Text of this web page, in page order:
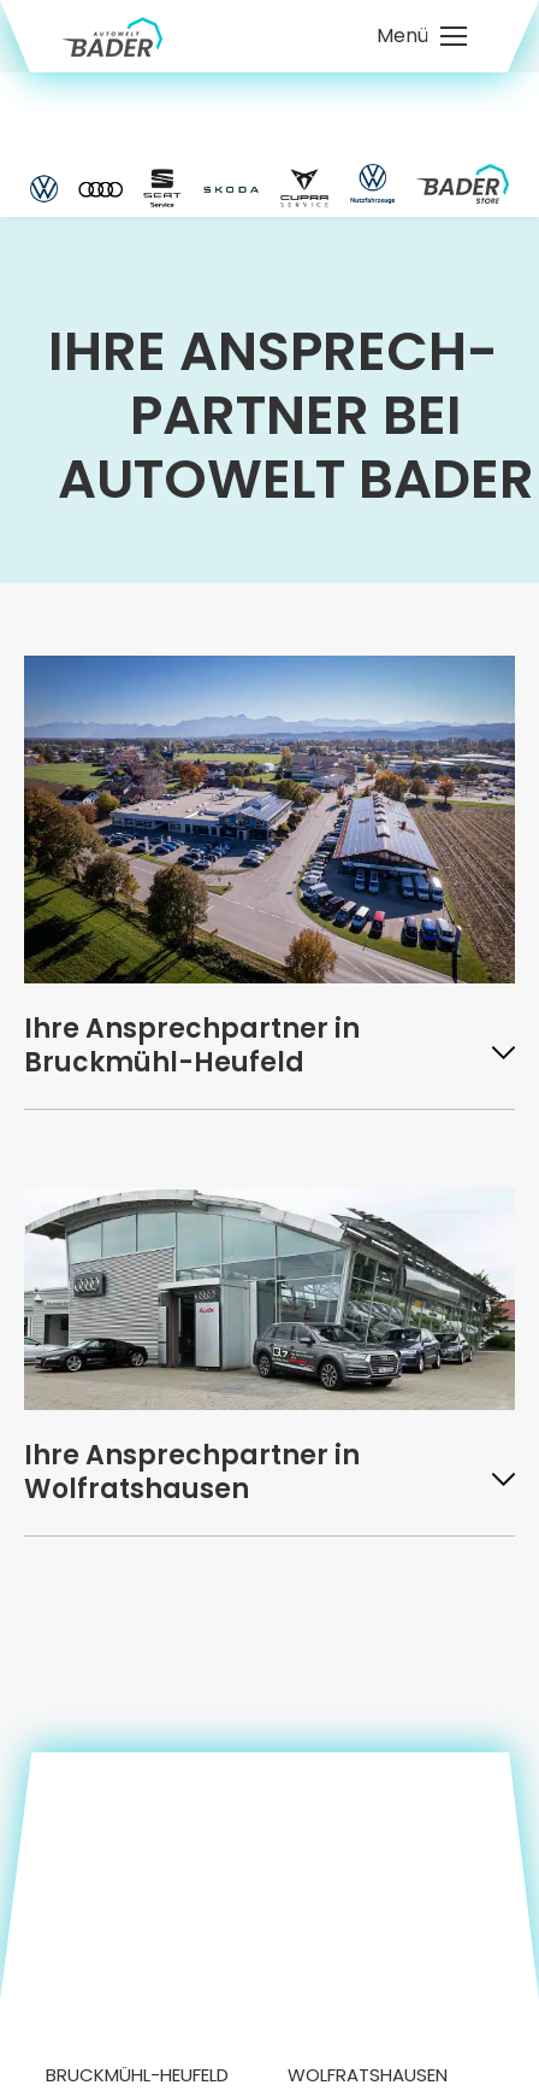
Menü
IHRE ANSPRECH­
PARTNER BEI
AUTOWELT BADER
Ihre Ansprechpartner in
Bruckmühl-Heufeld
Ihre Ansprechpartner in
Wolfratshausen
BRUCKMÜHL-HEUFELD WOLFRATSHAUSEN